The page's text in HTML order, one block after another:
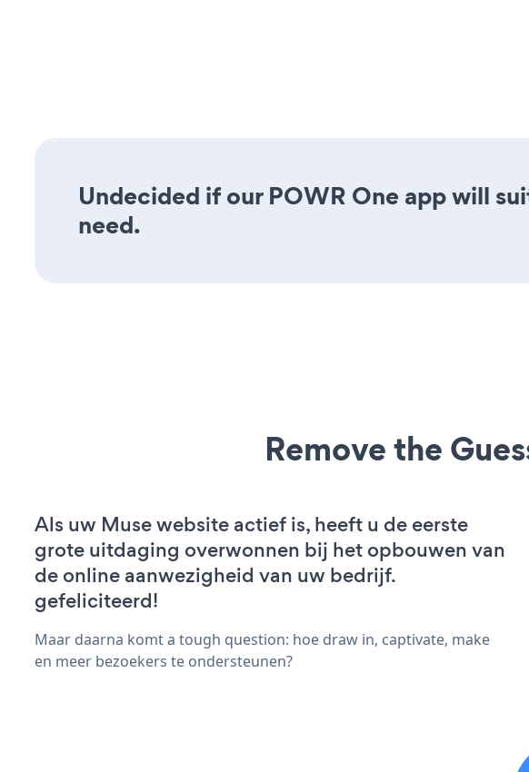
Undecided if our POWR One app will
need.
Remove the
Als uw Muse website actief is, heeft u de eerste
grote uitdaging overwonnen bij het opbouwen van
de online aanwezigheid van uw bedrijf.
gefeliciteerd!
Maar daarna komt a tough question: hoe draw in, captivate, make
en meer bezoekers te ondersteunen?